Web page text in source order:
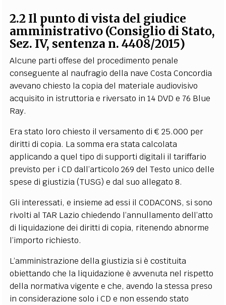
2.2 Il punto di vista del giudice
amministrativo (Consiglio di Stato,
Sez. IV, sentenza n. 4408/2015)
Alcune parti offese del procedimento penale
conseguente al naufragio della nave Costa Concordia
avevano chiesto la copia del materiale audiovisivo
acquisito in istruttoria e riversato in 14 DVD e 76 Blue
Ray.
Era stato loro chiesto il versamento di € 25.000 per
diritti di copia. La somma era stata calcolata
applicando a quel tipo di supporti digitali il tariffario
previsto per i CD dall’articolo 269 del Testo unico delle
spese di giustizia (TUSG) e dal suo allegato 8.
Gli interessati, e insieme ad essi il CODACONS, si sono
rivolti al TAR Lazio chiedendo l’annullamento dell’atto
di liquidazione dei diritti di copia, ritenendo abnorme
l’importo richiesto.
L’amministrazione della giustizia si è costituita
obiettando che la liquidazione è avvenuta nel rispetto
della normativa vigente e che, avendo la stessa preso
in considerazione solo i CD e non essendo stato